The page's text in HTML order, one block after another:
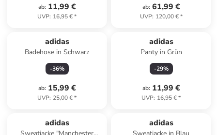
ab: 11,99 €
UVP: 16,95 €*
ab: 61,99 €
UVP: 120,00 €*
adidas
Badehose in Schwarz
-36%
ab: 15,99 €
UVP: 25,00 €*
adidas
Panty in Grün
-29%
ab: 11,99 €
UVP: 16,95 €*
adidas adidas